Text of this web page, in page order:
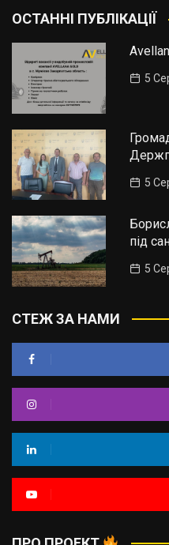
ОСТАННІ ПУБЛІКАЦІЇ
5
5
під
5
СТЕЖ ЗА НАМИ